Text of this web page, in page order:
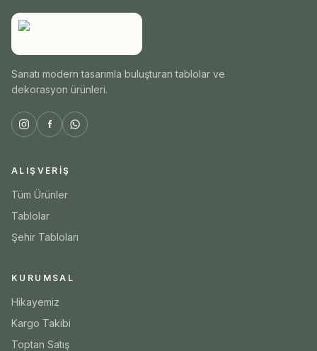
Sanatı modern tasarımla buluşturan tablolar ve
dekorasyon ürünleri.
ALIŞVERIŞ
Tüm Ürünler
Tablolar
Şehir Tabloları
KURUMSAL
Hikayemiz
Kargo Takibi
Toptan Satış